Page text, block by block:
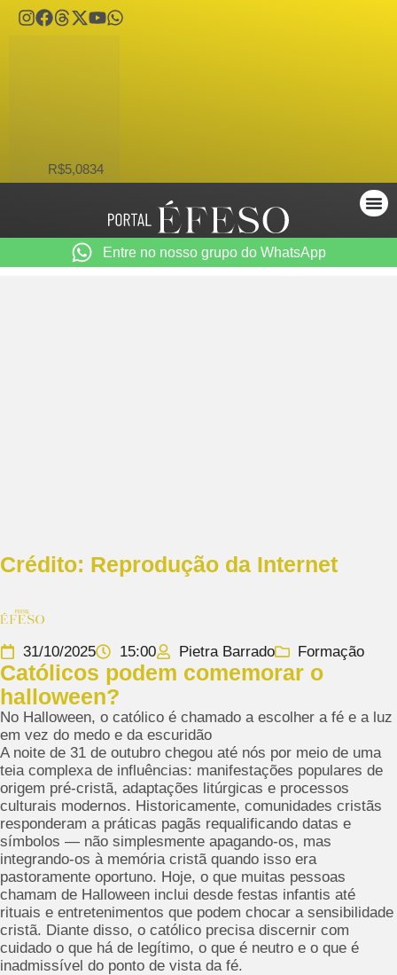
R$5,0834
Entre no nosso grupo do WhatsApp
Crédito: Reprodução da Internet
31/10/2025 15:00 Pietra Barrado Formação
Católicos podem comemorar o
halloween?
No Halloween, o católico é chamado a escolher a fé e a luz
em vez do medo e da escuridão
A noite de 31 de outubro chegou até nós por meio de uma
teia complexa de influências: manifestações populares de
origem pré-cristã, adaptações litúrgicas e processos
culturais modernos. Historicamente, comunidades cristãs
responderam a práticas pagãs requalificando datas e
símbolos — não simplesmente apagando-os, mas
integrando-os à memória cristã quando isso era
pastoramente oportuno. Hoje, o que muitas pessoas
chamam de Halloween inclui desde festas infantis até
rituais e entretenimentos que podem chocar a sensibilidade
cristã. Diante disso, o católico precisa discernir com
cuidado o que há de legítimo, o que é neutro e o que é
inadmissível do ponto de vista da fé.